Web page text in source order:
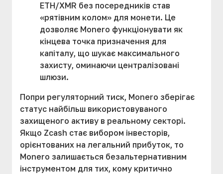
ETH/XMR без посередників став
«рятівним колом» для монети. Це
дозволяє Monero функціонувати як
кінцева точка призначення для
капіталу, що шукає максимального
захисту, оминаючи централізовані
шлюзи.
Попри регуляторний тиск, Monero зберігає
статус найбільш використовуваного
захищеного активу в реальному секторі.
Якщо Zcash стає вибором інвесторів,
орієнтованих на легальний прибуток, то
Monero залишається безальтернативним
інструментом для тих, кому критично